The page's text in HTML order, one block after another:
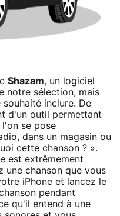
Shazam, un logiciel
notre sélection, mais
inclure. De
d'un outil permettant
se pose
dans un magasin ou
cette chanson ? ».
est extrêmement
une chanson que vous
iPhone et lancez le
pendant
qu'il entend à une